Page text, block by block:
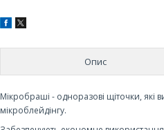
Опис
Мікробраші - одноразові щіточки, які
мікроблейдінгу.